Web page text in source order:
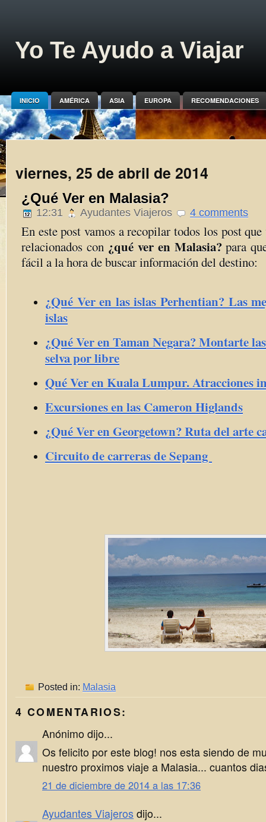
Yo Te Ayudo a Viajar
INICIO AMÉRICA ASIA EUROPA RECOMENDACIONES
viernes, 25 de abril de 2014
¿Qué Ver en Malasia?
12:31 Ayudantes Viajeros 4 comments
En este post vamos a recopilar todos los post
relacionados con ¿qué ver en Malasia?para
fácil a la hora de buscar información del destino:
¿Qué Ver en las islas Perhentian? Las
islas
¿Qué Ver en Taman Negara? Montarte
selva por libre
Qué Ver en Kuala Lumpur. Atracciones
Excursiones en las Cameron Higlands
¿Qué Ver en Georgetown? Ruta del arte
Circuito de carreras de Sepang
Posted in: Malasia
4 COMENTARIOS:
Anónimo dijo...
Os felicito por este blog! nos esta siendo de
nuestro proximos viaje a Malasia... cuantos
21 de diciembre de 2014 a las 17:36
Ayudantes Viajeros dijo...